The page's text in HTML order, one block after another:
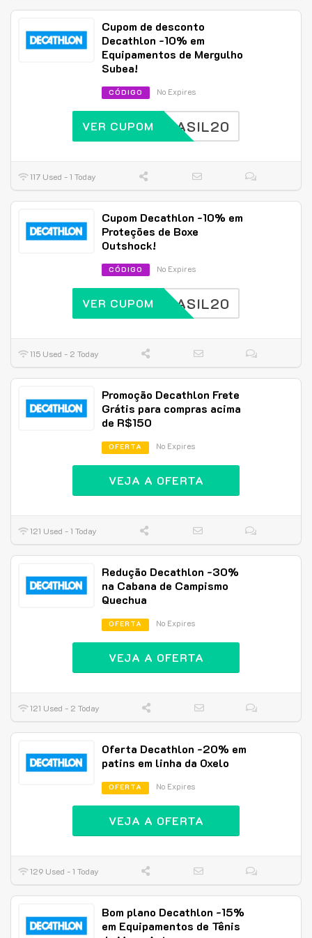
Cupom de desconto
Decathlon -10% em
Equipamentos de Mergulho
Subea!
CÓDIGO No Expires
BRASIL20
VER CUPOM
117 Used - 1 Today
Cupom Decathlon -10% em
Proteções de Boxe
Outshock!
CÓDIGO No Expires
BRASIL20
VER CUPOM
115 Used - 2 Today
Promoção Decathlon Frete
Grátis para compras acima
de R$150
OFERTA No Expires
VEJA A OFERTA
121 Used - 1 Today
Redução Decathlon -30%
na Cabana de Campismo
Quechua
OFERTA No Expires
VEJA A OFERTA
121 Used - 2 Today
Oferta Decathlon -20% em
patins em linha da Oxelo
OFERTA No Expires
VEJA A OFERTA
129 Used - 1 Today
Bom plano Decathlon -15%
em Equipamentos de Tênis